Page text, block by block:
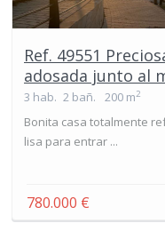
Ref. 49551
adosada junto al
3 hab. 2 bañ. 200 m2
Bonita casa totalmente
lisa para entrar ...
780.000 €